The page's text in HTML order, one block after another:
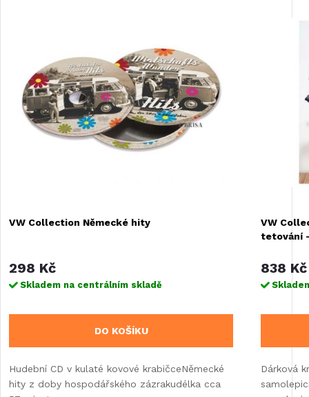
VW Collection Německé hity
298 Kč
Skladem na centrálním skladě
DO KOŠÍKU
Hudební CD v kulaté kovové krabičceNěmecké
hity z doby hospodářského zázrakudélka cca
VW
tetování
838 Kč
Dárková